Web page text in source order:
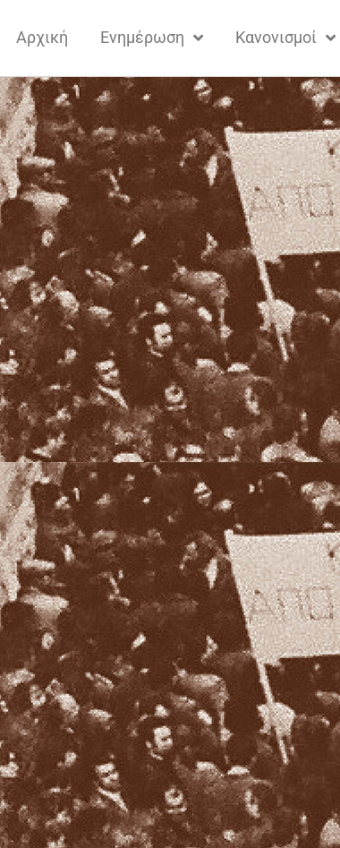
Αρχική Ενημέρωση Κανονισμοί